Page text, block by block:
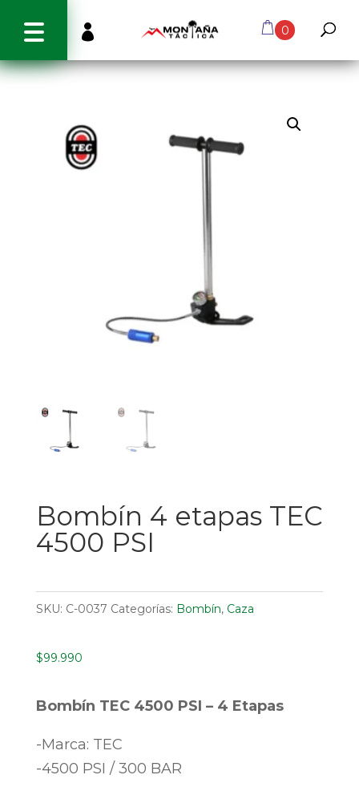
0

Bombín 4 etapas TEC
4500 PSI
SKU: C-0037 Categorías: Bombín, Caza
$99.990
Bombín TEC 4500 PSI – 4 Etapas
-Marca: TEC
-4500 PSI / 300 BAR